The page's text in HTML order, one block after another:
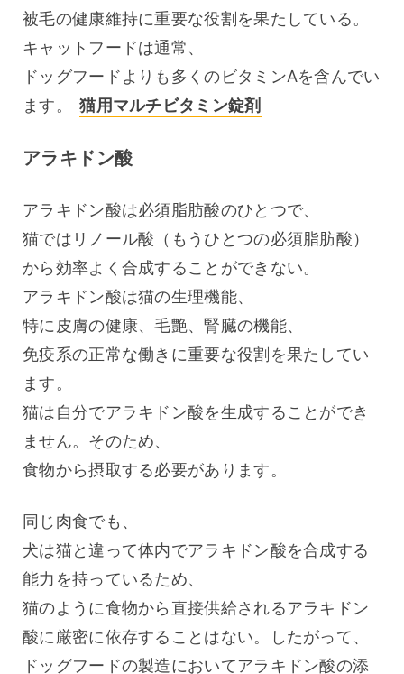
被毛の健康維持に重要な役割を果たしている。
キャットフードは通常、
ドッグフードよりも多くのビタミンAを含んでい
ます。
猫用マルチビタミン錠剤
アラキドン酸
アラキドン酸は必須脂肪酸のひとつで、
猫ではリノール酸（もうひとつの必須脂肪酸）
から効率よく合成することができない。
アラキドン酸は猫の生理機能、
特に皮膚の健康、毛艶、腎臓の機能、
免疫系の正常な働きに重要な役割を果たしてい
ます。
猫は自分でアラキドン酸を生成することができ
ません。そのため、
食物から摂取する必要があります。
同じ肉食でも、
犬は猫と違って体内でアラキドン酸を合成する
能力を持っているため、
猫のように食物から直接供給されるアラキドン
酸に厳密に依存することはない。したがって、
ドッグフードの製造においてアラキドン酸の添